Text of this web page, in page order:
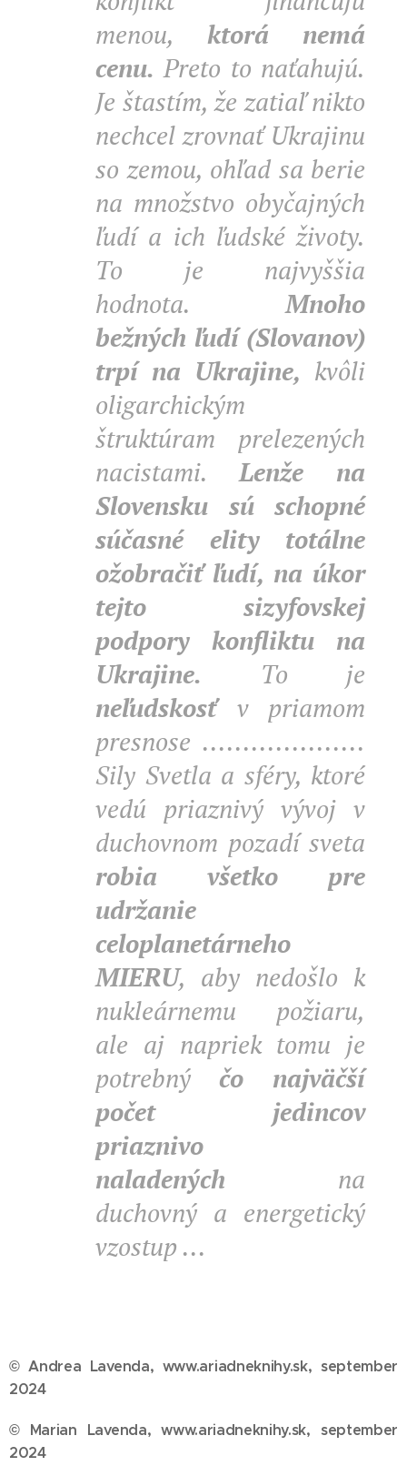
menou, ktorá nemá
cenu.Preto to naťahujú.
Je štastím, že zatiaľ nikto
nechcel zrovnať Ukrajinu
so zemou, ohľad sa berie
na množstvo obyčajných
ľudí a ich ľudské životy.
To je najvyššia
hodnota.Mnoho
bežných ľudí (Slovanov)
trpí na Ukrajine, kvôli
oligarchickým
štruktúram prelezených
nacistami.Lenže na
Slovensku sú schopné
súčasné elity totálne
ožobračiť ľudí, na úkor
tejto sizyfovskej
podpory konfliktu na
Ukrajine. To je
neľudskosť v priamom
presnose ....................
Sily Svetla a sféry, ktoré
vedú priaznivý vývoj v
duchovnom pozadí sveta
robia všetko pre
udržanie
celoplanetárneho
MIERU, aby nedošlo k
nukleárnemu požiaru,
ale aj napriek tomu je
potrebný čo najväčší
počet jedincov
priaznivo
naladených na
duchovný a energetický
vzostup ...
© Andrea Lavenda, www.ariadneknihy.sk, september
2024
© Marian Lavenda, www.ariadneknihy.sk, september
2024